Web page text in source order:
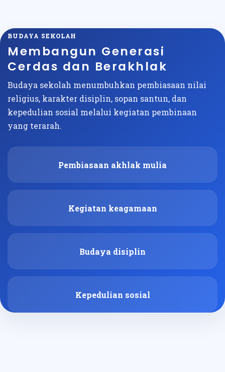
BUDAYA SEKOLAH
Membangun Generasi
Cerdas dan Berakhlak
Budaya sekolah menumbuhkan pembiasaan nilai
religius, karakter disiplin, sopan santun, dan
kepedulian sosial melalui kegiatan pembinaan
yang terarah.
Pembiasaan akhlak mulia
Kegiatan keagamaan
Budaya disiplin
Kepedulian sosial